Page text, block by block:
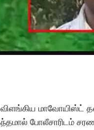
மாவோயிஸ்ட்
போலீசாரிடம்